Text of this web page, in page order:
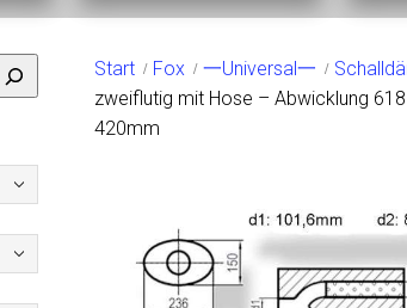
Start Fox 一Universal一
zweiflutig mit Hose – Abwicklung
420mm